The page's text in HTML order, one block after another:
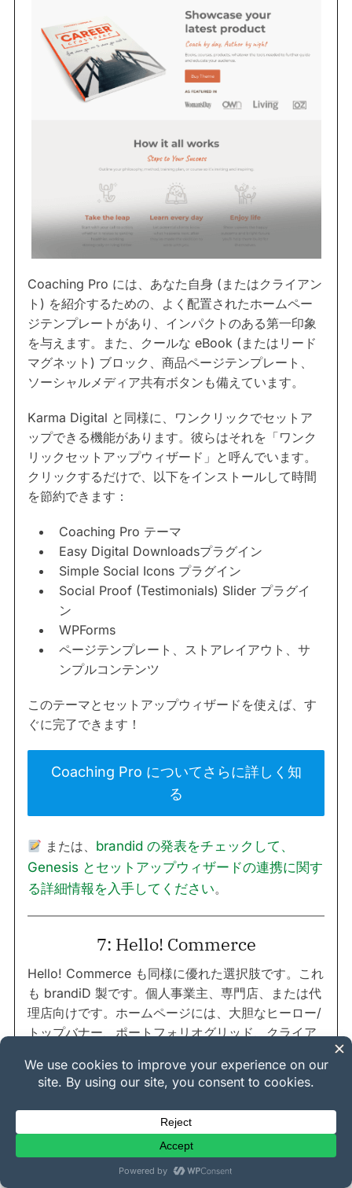
Coaching Pro には、あなた自身 (またはクライアン
ト) を紹介するための、よく配置されたホームペー
ジテンプレートがあり、インパクトのある第一印象
を与えます。また、クールな eBook (またはリード
マグネット) ブロック、商品ページテンプレート、
ソーシャルメディア共有ボタンも備えています。
Karma Digital と同様に、ワンクリックでセットア
ップできる機能があります。彼らはそれを「ワンク
リックセットアップウィザード」と呼んでいます。
クリックするだけで、以下をインストールして時間
を節約できます：
Coaching Pro テーマ
Easy Digital Downloadsプラグイン
Simple Social Icons プラグイン
Social Proof (Testimonials) Slider プラグイ
ン
WPForms
ページテンプレート、ストアレイアウト、サ
ンプルコンテンツ
このテーマとセットアップウィザードを使えば、す
ぐに完了できます！
Coaching Pro についてさらに詳しく知
る
または、 brandid の発表をチェックして、
Genesis とセットアップウィザードの連携に関す
る詳細情報を入手してください。
7: Hello! Commerce
Hello! Commerce も同様に優れた選択肢です。これ
も brandiD 製です。個人事業主、専門店、または代
理店向けです。ホームページには、大胆なヒーロー/
トップバナー、ポートフォリオグリッド、クライア
セクションがあります。